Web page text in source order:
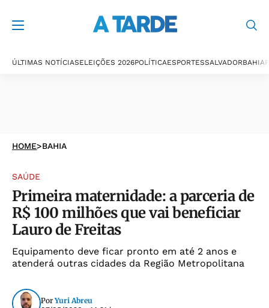
ÚLTIMAS NOTÍCIASELEIÇÕES 2026POLÍTICAESPORTESSALVADORBAHIA
HOME>BAHIA
SAÚDE
Primeira maternidade: a parceria de
R$ 100 milhões que vai beneficiar
Lauro de Freitas
Equipamento deve ficar pronto em até 2 anos e
atenderá outras cidades da Região Metropolitana
Por Yuri Abreu